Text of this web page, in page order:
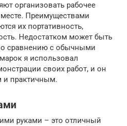
организовать рабочее
Преимуществами
их портативность,
Недостатком может быть
сравнению с обычными
я использовал
своих работ, и он
и практичным.
руками – это отличный